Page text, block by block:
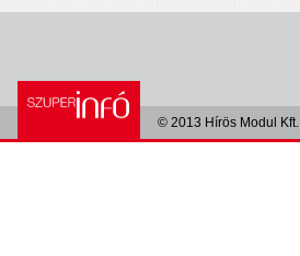
© 2013 Hírös Modul Kft.